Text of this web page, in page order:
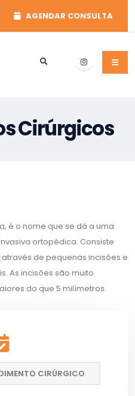
AGENDAR CONSULTA
Cirúrgicos
é o nome que se dá a uma
ortopédica. Consiste
de pequenas incisões e
As incisões são muito
do que 5 milímetros.
CIRÚRGICO